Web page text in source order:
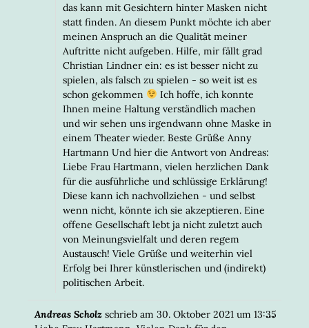
das kann mit Gesichtern hinter Masken nicht
statt finden. An diesem Punkt möchte ich aber
meinen Anspruch an die Qualität meiner
Auftritte nicht aufgeben. Hilfe, mir fällt grad
Christian Lindner ein: es ist besser nicht zu
spielen, als falsch zu spielen - so weit ist es
schon gekommen
Ich hoffe, ich konnte
Ihnen meine Haltung verständlich machen
und wir sehen uns irgendwann ohne Maske in
einem Theater wieder. Beste Grüße Anny
Hartmann Und hier die Antwort von Andreas:
Liebe Frau Hartmann, vielen herzlichen Dank
für die ausführliche und schlüssige Erklärung!
Diese kann ich nachvollziehen - und selbst
wenn nicht, könnte ich sie akzeptieren. Eine
offene Gesellschaft lebt ja nicht zuletzt auch
von Meinungsvielfalt und deren regem
Austausch! Viele Grüße und weiterhin viel
Erfolg bei Ihrer künstlerischen und (indirekt)
politischen Arbeit.
Andreas Scholz schrieb am 30. Oktober 2021 um 13:35
...DIESE